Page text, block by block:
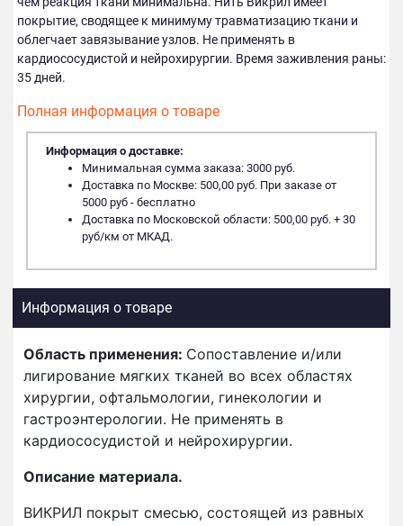
покрытие, сводящее к минимуму травматизацию ткани и
облегчает завязывание узлов. Не применять в
кардиососудистой и нейрохирургии. Время заживления раны:
35 дней.
Полная информация о товаре
Информация о доставке:
Минимальная сумма заказа: 3000 руб.
Доставка по Москве: 500,00 руб. При заказе от
5000 руб - бесплатно
Доставка по Московской области: 500,00 руб. + 30
руб/км от МКАД.
Информация о товаре
Область применения: Сопоставление и/или
лигирование мягких тканей во всех областях
хирургии, офтальмологии, гинекологии и
гастроэнтерологии. Не применять в
кардиососудистой и нейрохирургии.
Описание материала.
ВИКРИЛ покрыт смесью, состоящей из равных